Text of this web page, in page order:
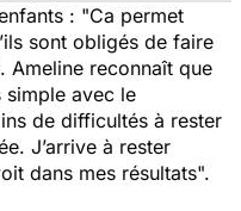
: "Ca permet
sont obligés de faire
. Ameline reconnaît que
simple avec le
de difficultés à rester
J’arrive à rester
dans mes résultats".